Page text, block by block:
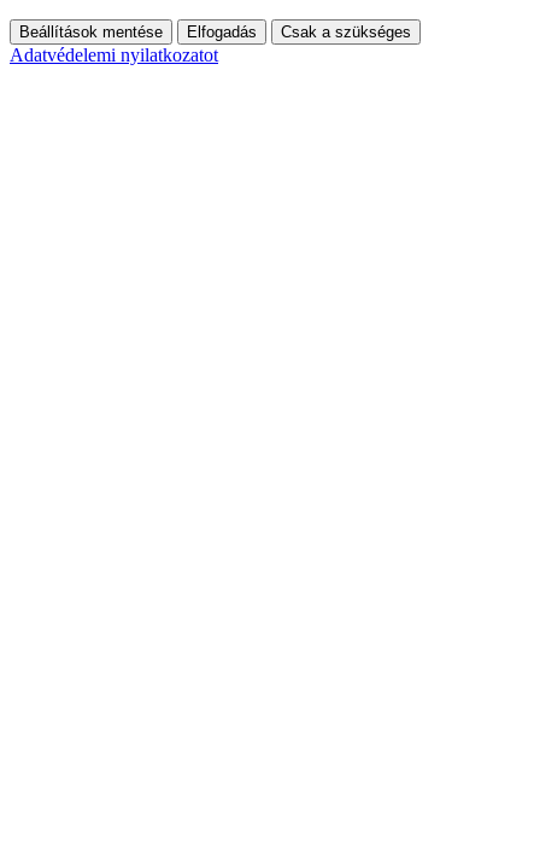
Beállítások mentése Elfogadás Csak a szükséges
Adatvédelemi nyilatkozatot